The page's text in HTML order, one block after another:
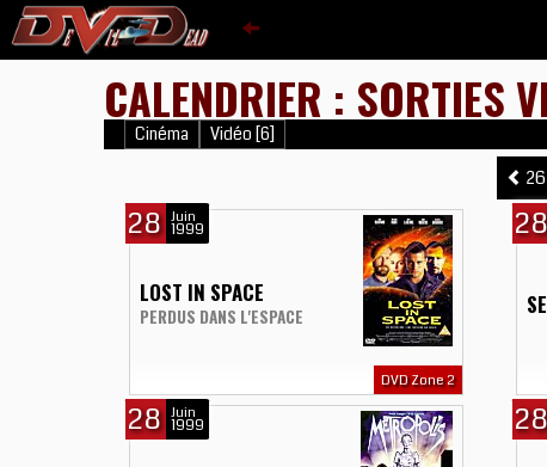
CALENDRIER : SORTIES
Cinéma Vidéo [6]
28 Juin
1999
LOST IN SPACE
PERDUS DANS L'ESPACE
DVD Zone 2
28
28 Juin
1999 28